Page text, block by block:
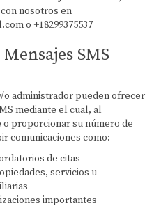
nosotros en
o +18299375537
SMS
o administrador pueden ofrecer
mediante el cual, al
proporcionar su número de
comunicaciones como:
de citas
servicios u
importantes